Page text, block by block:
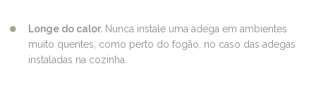
Longe do calor. Nunca instale uma adega em ambientes
muito quentes, como perto do fogão, no caso das adegas
instaladas na cozinha.